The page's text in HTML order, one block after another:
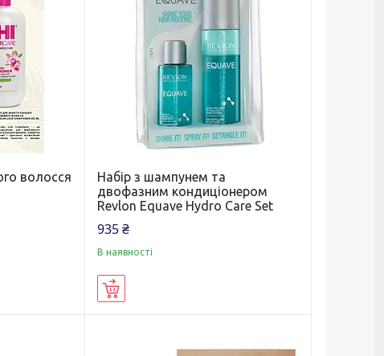
волосся
Набір з шампунем та
двофазним кондиціонером
Revlon Equave Hydro Care Set
935 ₴
В наявності